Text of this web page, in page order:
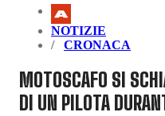
NOTIZIE
CRONACA
MOTOSCAFO SI
DI UN PILOTA